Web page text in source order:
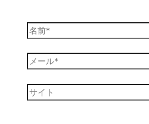
名
前
*メ
ー
ル
*
サ
イ